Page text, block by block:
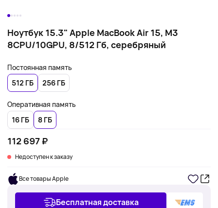
Ноутбук 15.3" Apple MacBook Air 15, M3
8CPU/10GPU, 8/512 Гб, серебряный
Постоянная память
512 ГБ
256 ГБ
Оперативная память
16 ГБ
8 ГБ
112 697 ₽
Недоступен к заказу
Все товары Apple
Бесплатная доставка